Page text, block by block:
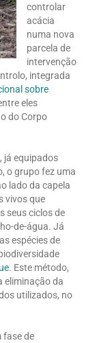
controlar
acácia
numa nova
parcela de
intervenção
integrada
sobre
eles
do Corpo
já equipados
o grupo fez uma
lado da capela
vivos que
seus ciclos de
de-água. Já
espécies de
. Este método,
eliminação da
utilizados, no
fase de